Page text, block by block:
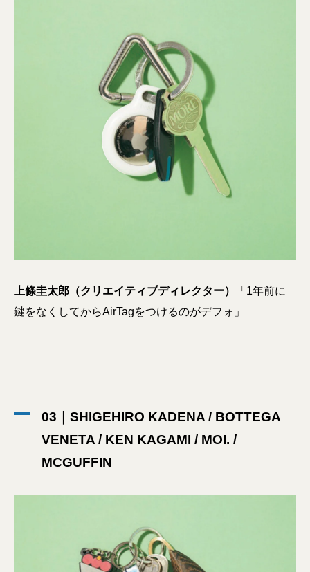
上條圭太郎（クリエイティブディレクター）
「1年前に
鍵をなくしてからAirTagをつけるのがデフォ」
03｜SHIGEHIRO KADENA / BOTTEGA
VENETA / KEN KAGAMI / MOI. /
MCGUFFIN